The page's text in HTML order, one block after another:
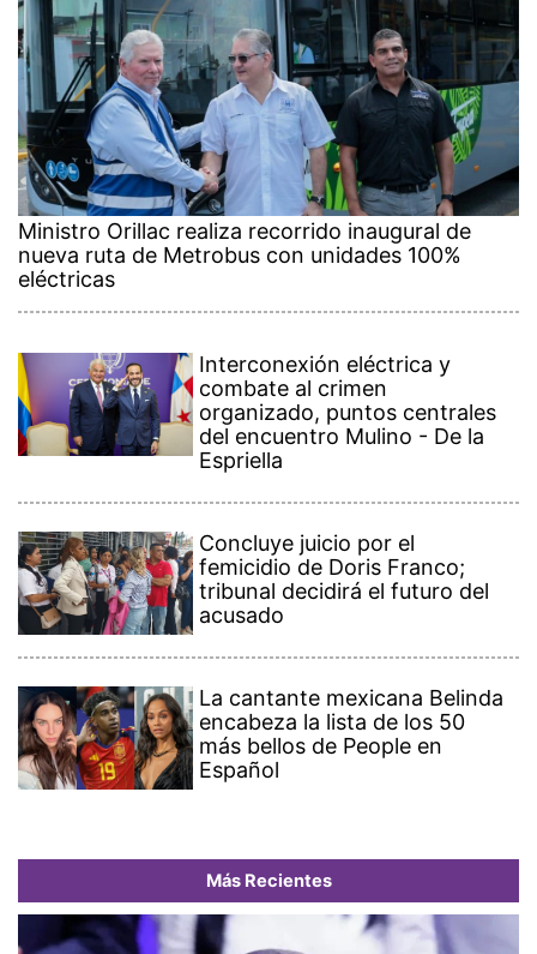
Ministro Orillac realiza recorrido inaugural de
nueva ruta de Metrobus con unidades 100%
eléctricas
Interconexión eléctrica y
combate al crimen
organizado, puntos centrales
del encuentro Mulino - De la
Espriella
Concluye juicio por el
femicidio de Doris Franco;
tribunal decidirá el futuro del
acusado
La cantante mexicana Belinda
encabeza la lista de los 50
más bellos de People en
Español
Más Recientes